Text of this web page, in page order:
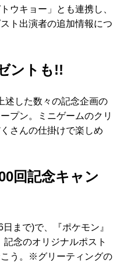
ウキョー」とも連携し、
ト出演者の追加情報につ
ントも!!
述した数々の記念企画の
プン。ミニゲームのクリ
さんの仕掛けで楽しめ
回記念キャン
まで)で、『ポケモン』
念のオリジナルポスト
う。※グリーティングの